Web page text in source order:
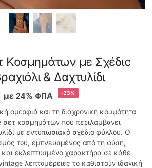
Κοσμημάτων με Σχέδιο
& Δαχτυλίδι
με 24% ΦΠΑ -23%
ομορφιά και τη διαχρονική κομψότητα
σετ κοσμημάτων που περιλαμβάνει
με εντυπωσιακό σχέδιο φύλλου. Ο
του, εμπνευσμένος από τη φύση,
και εκλεπτυσμένο χαρακτήρα σε κάθε
λεπτομέρειες το καθιστούν ιδανική